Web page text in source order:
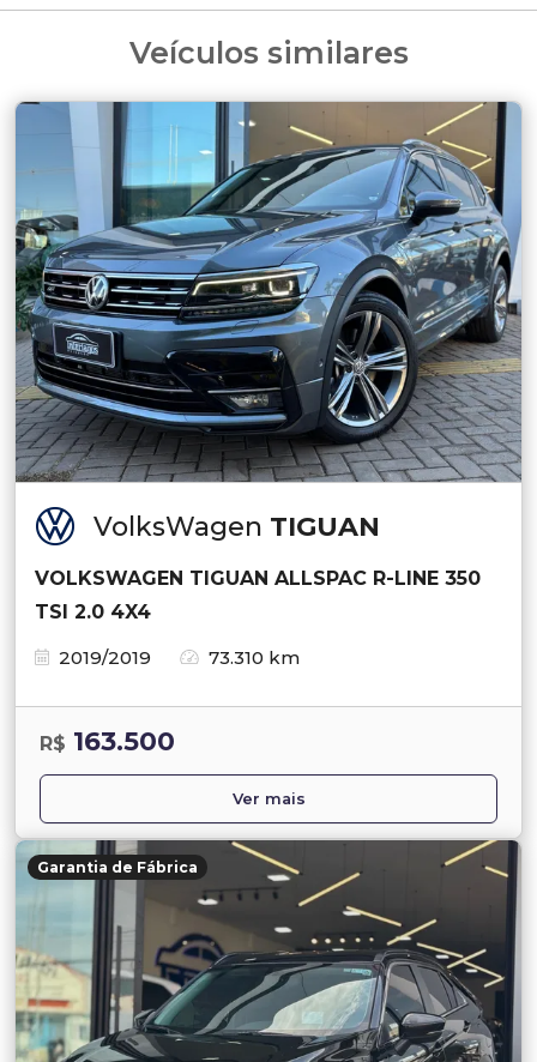
Veículos similares
VolksWagen TIGUAN
VOLKSWAGEN TIGUAN ALLSPAC R-LINE 350
TSI 2.0 4X4
2019/2019
73.310 km
R$ 163.500
Ver mais
Garantia de Fábrica